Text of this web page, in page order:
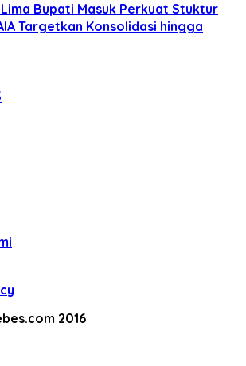
Bupati Masuk Perkuat Stuktur
Targetkan Konsolidasi hingga
2016